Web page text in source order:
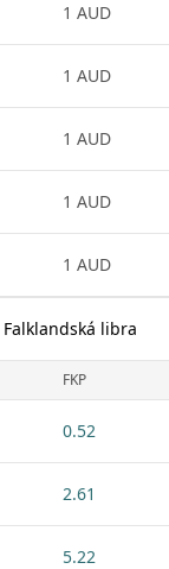
1 AUD
1 AUD
1 AUD
1 AUD
1 AUD
libra
FKP
0.52
2.61
5.22